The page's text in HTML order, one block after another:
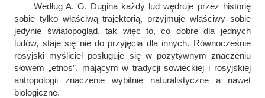
Według A. G. Dugina każdy lud wędruje przez historię
sobie tylko właściwą trajektorią, przyjmuje właściwy sobie
jedynie światopogląd, tak więc to, co dobre dla jednych
ludów, staje się nie do przyjęcia dla innych. Równocześnie
rosyjski myśliciel posługuje się w pozytywnym znaczeniu
słowem „etnos”, mającym w tradycji sowieckiej i rosyjskiej
antropologii znaczenie wybitnie naturalistyczne a nawet
biologiczne.